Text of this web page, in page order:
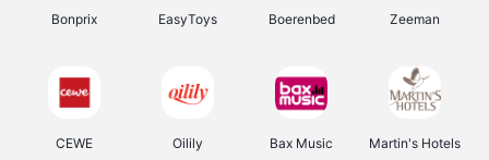
Bonprix EasyToys Boerenbed Zeeman
CEWE Oilily Bax Music Martin's Hotels